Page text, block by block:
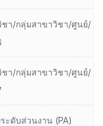
ชา/กลุ่มสาขาวิชา/ศูนย์/
ชา/กลุ่มสาขาวิชา/ศูนย์/
ะดับส่วนงาน (PA)